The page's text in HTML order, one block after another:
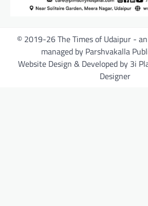
© 2019-26 The Times of Udaipur -
managed by Parshvakalla
Website Design & Developed by 3i
Designer